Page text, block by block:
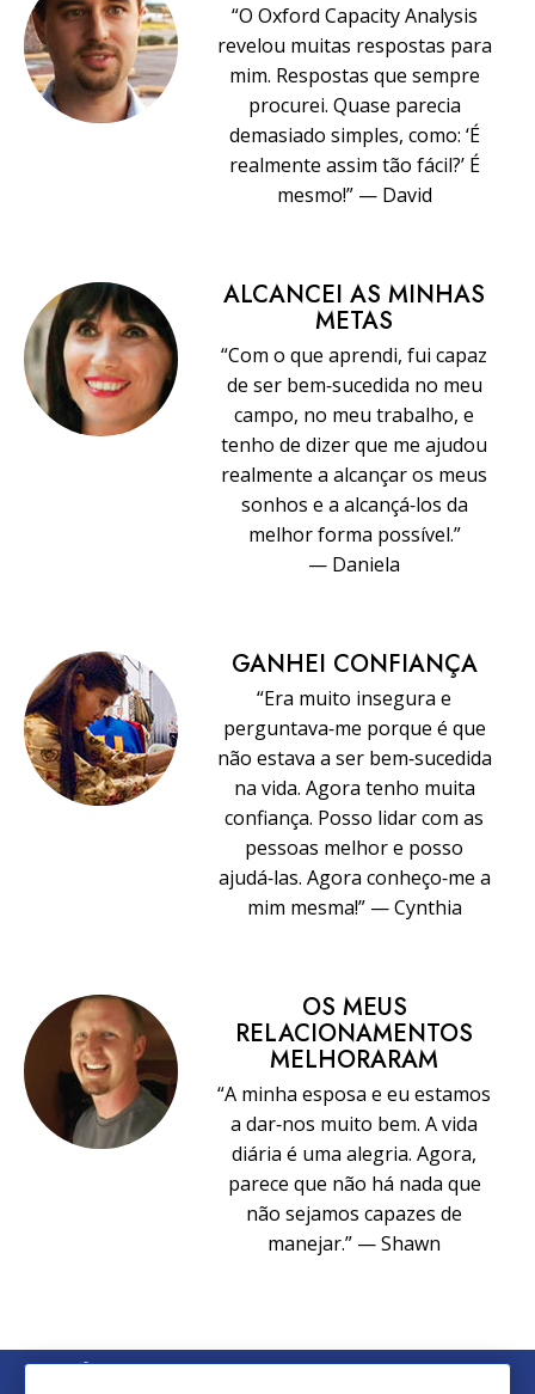
“O Oxford Capacity Analysis
revelou muitas respostas para
mim. Respostas que sempre
procurei. Quase parecia
demasiado simples, como: ‘É
realmente assim tão fácil?’ É
mesmo!” — David
ALCANCEI AS MINHAS
METAS
“Com o que aprendi, fui capaz
de ser bem‑sucedida no meu
campo, no meu trabalho, e
tenho de dizer que me ajudou
realmente a alcançar os meus
sonhos e a alcançá‑los da
melhor forma possível.”
— Daniela
GANHEI CONFIANÇA
“Era muito insegura e
perguntava‑me porque é que
não estava a ser bem‑sucedida
na vida. Agora tenho muita
confiança. Posso lidar com as
pessoas melhor e posso
ajudá‑las. Agora conheço‑me a
mim mesma!” — Cynthia
OS MEUS
RELACIONAMENTOS
MELHORARAM
“A minha esposa e eu estamos
a dar‑nos muito bem. A vida
diária é uma alegria. Agora,
parece que não há nada que
não sejamos capazes de
manejar.” — Shawn